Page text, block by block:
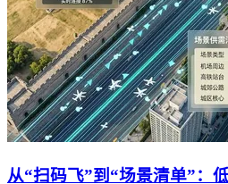
从“扫码飞”到“场景清单”：